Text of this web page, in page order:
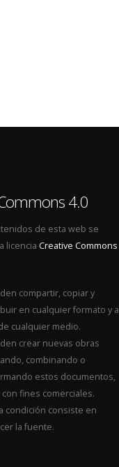
4.0
de esta web se
licencia Creative Commons
compartir, copiar y
en cualquier formato y a
cualquier medio.
crear nuevas obras
combinando o
estos documentos,
fines comerciales.
condición consiste en
la fuente.